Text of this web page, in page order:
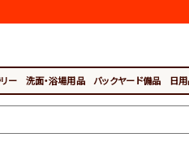
ー 洗面・浴場用品 バックヤード備品 日用